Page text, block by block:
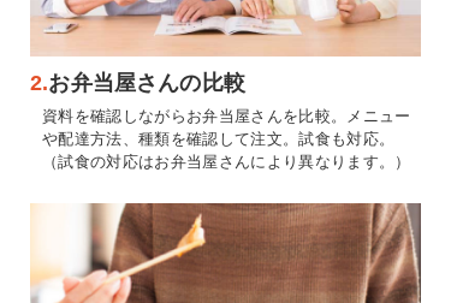
2.お弁当屋さんの比較
資料を確認しながらお弁当屋さんを比較。メニュー
や配達方法、種類を確認して注文。試食も対応。
（試食の対応はお弁当屋さんにより異なります。）